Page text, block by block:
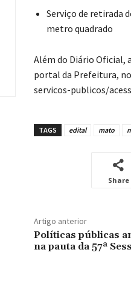
Serviço de retirada
metro quadrado
Além do Diário
portal da Prefeitura,
servicos-publicos/
TAGS edital mato
Share
Artigo anterior
Políticas públicas
na pauta da 57ª